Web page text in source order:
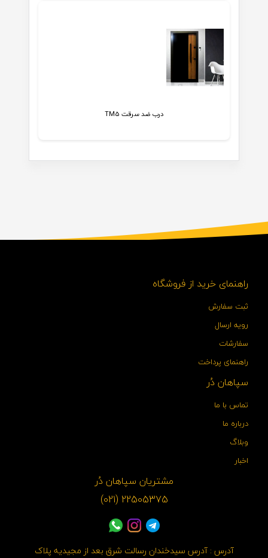
درب ضد سرقت TM5
راهنمای خرید از فروشگاه
ثبت سفارش
رویه ارسال
سفارشات
راهنمای پرداخت
سپاهان دُر
تماس با ما
درباره ما
وبلاگ
اخبار
مشتریان سپاهان دُر
22505375 (021)
آدرس : آدرس سیدخندان رسالت شرق بعد از مجیدیه پلاک